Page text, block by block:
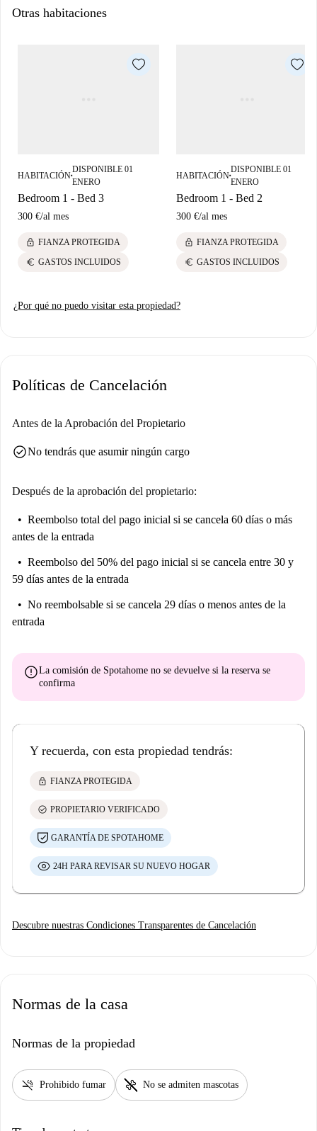
Otras habitaciones
HABITACIÓN■
DISPONIBLE 01
ENERO
Bedroom 1 - Bed 3
300 €/al mes
lock FIANZA PROTEGIDA
euro GASTOS INCLUIDOS
HABITACIÓN■
DISPONIBLE 01
ENERO
Bedroom 1 - Bed 2
300 €/al mes
lock FIANZA PROTEGIDA
euro GASTOS INCLUIDOS
¿Por qué no puedo visitar esta propiedad?
Políticas de Cancelación
Antes de la Aprobación del Propietario
check_circleNo tendrás que asumir ningún cargo
Después de la aprobación del propietario:
Reembolso total del pago inicial si se cancela 60 días o más
antes de la entrada
Reembolso del 50% del pago inicial si se cancela entre 30 y
59 días antes de la entrada
No reembolsable si se cancela 29 días o menos antes de la
entrada
errorLa comisión de Spotahome no se devuelve si la reserva se
confirma
Y recuerda, con esta propiedad tendrás:
lock FIANZA PROTEGIDA
check_circle PROPIETARIO VERIFICADO
GARANTÍA DE SPOTAHOME
24H PARA REVISAR SU NUEVO HOGAR
Descubre nuestras Condiciones Transparentes de Cancelación
Normas de la casa
Normas de la propiedad
smoke_free Prohibido fumar pet_supplies No se admiten mascotas